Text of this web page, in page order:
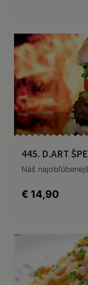
445. D.ART
Náš
€ 14,90